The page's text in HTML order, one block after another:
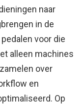
naar
in de
voor die
alleen machines
over
en
Op